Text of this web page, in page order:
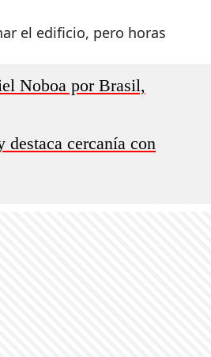
el edificio, pero horas
Noboa por Brasil,
cercanía con